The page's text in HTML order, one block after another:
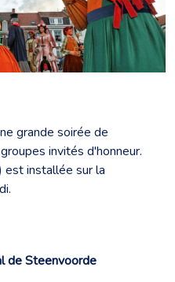
grande soirée de
invités d'honneur.
est installée sur la
de Steenvoorde